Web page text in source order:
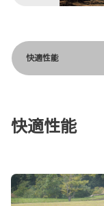
快適性能
快適性能